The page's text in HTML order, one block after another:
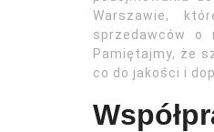
Warszawie,
sprzedawców o
Pamiętajmy, że
co do jakości i